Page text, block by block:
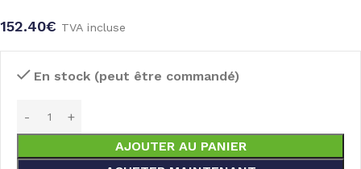
152.40€ TVA incluse
En stock (peut être commandé)
AJOUTER AU PANIER